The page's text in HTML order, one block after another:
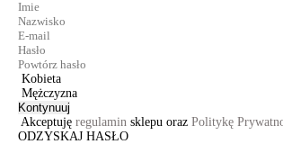
Kobieta
Mężczyzna
Kontynuuj
Akceptuję regulamin sklepu oraz Politykę
ODZYSKAJ HASŁO